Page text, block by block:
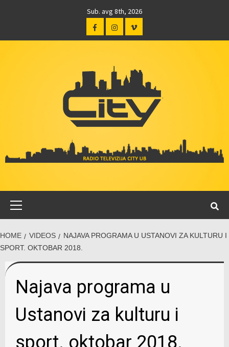
Sub. avg 8th, 2026
HOME VIDEOS
NAJAVA PROGRAMA U USTANOVI ZA KULTURU I
SPORT. OKTOBAR 2018.
Najava programa u
Ustanovi za kulturu i
sport. oktobar 2018.